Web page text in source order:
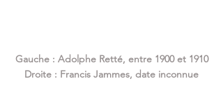
Gauche : Adolphe Retté, entre 1900 et 1910
Droite : Francis Jammes, date inconnue